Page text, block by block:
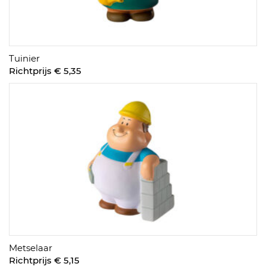
Tuinier
Richtprijs € 5,35
Metselaar
Richtprijs € 5,15